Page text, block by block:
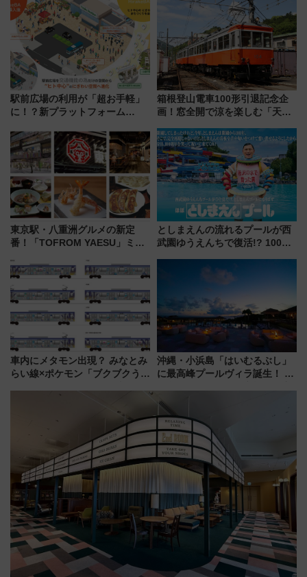
と料金・アクセスを徹底解説
（札幌市）
よりスタート
駅前広場の利用が「超お手軽」
に！？新プラットフォーム
マホで簡単申請 物販や演奏会な
どに【JR東日本】
箱根登山電車100形引退記念企
画！窓全開で涼を楽しむ「天然
発売
東京駅・八重洲グルメの新定
番！「TOFROM YAESU」ミシ
舗が集結した食の空間を徹底解
剖！（9/10開業）
としまえんの流れるプールが西
武園ゆうえんちで復活!? 100周
イダー」に注目 2026年夏は所
車内にメタモン出現？ みなとみ
らい線×ポケモン「ブクブクうみ
沖縄・小浜島「はいむるぶし」
に最高峰プールヴィラ誕生！ 石
美旅「何もしない贅沢」を体験
してみない？